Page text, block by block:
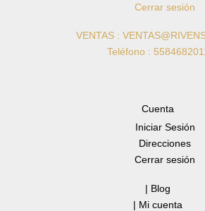
Cerrar sesión
VENTAS :
Teléfono :
Cuenta
Iniciar Sesión
Direcciones
Cerrar sesión
| Blog
| Mi cuenta